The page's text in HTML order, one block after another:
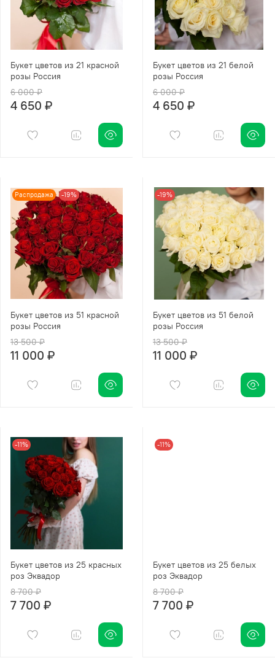
Букет цветов из 21 красной
розы Россия
6 000 ₽
4 650 ₽
Букет цветов из 21 белой
розы Россия
6 000 ₽
4 650 ₽
Распродажа -19%
Букет цветов из 51 красной
розы Россия
13 500 ₽
11 000 ₽
-19%
Букет цветов из 51 белой
розы Россия
13 500 ₽
11 000 ₽
-11%
Букет цветов из 25 красных
роз Эквадор
8 700 ₽
7 700 ₽
-11%
Букет цветов из 25 белых
роз Эквадор
8 700 ₽
7 700 ₽